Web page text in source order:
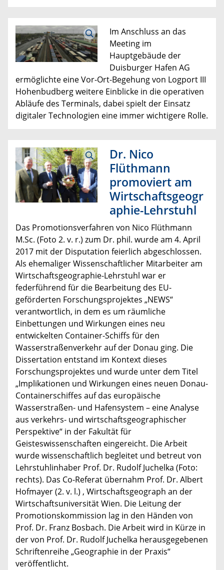
Im Anschluss an das
Meeting im
Hauptgebäude der
Duisburger Hafen AG
ermöglichte eine Vor-Ort-Begehung von Logport III
Hohenbudberg weitere Einblicke in die operativen
Abläufe des Terminals, dabei spielt der Einsatz
digitaler Technologien eine immer wichtigere Rolle.
Dr. Nico
Flüthmann
promoviert am
Wirtschaftsgeogr
aphie-Lehrstuhl
Das Promotionsverfahren von Nico Flüthmann
M.Sc. (Foto 2. v. r.) zum Dr. phil. wurde am 4. April
2017 mit der Disputation feierlich abgeschlossen.
Als ehemaliger Wissenschaftlicher Mitarbeiter am
Wirtschaftsgeographie-Lehrstuhl war er
federführend für die Bearbeitung des EU-
geförderten Forschungsprojektes „NEWS“
verantwortlich, in dem es um räumliche
Einbettungen und Wirkungen eines neu
entwickelten Container-Schiffs für den
Wasserstraßenverkehr auf der Donau ging. Die
Dissertation entstand im Kontext dieses
Forschungsprojektes und wurde unter dem Titel
„Implikationen und Wirkungen eines neuen Donau-
Containerschiffes auf das europäische
Wasserstraßen- und Hafensystem – eine Analyse
aus verkehrs- und wirtschaftsgeographischer
Perspektive“ in der Fakultät für
Geisteswissenschaften eingereicht. Die Arbeit
wurde wissenschaftlich begleitet und betreut von
Lehrstuhlinhaber Prof. Dr. Rudolf Juchelka (Foto:
rechts). Das Co-Referat übernahm Prof. Dr. Albert
Hofmayer (2. v. l.) , Wirtschaftsgeograph an der
Wirtschaftsuniversität Wien. Die Leitung der
Promotionskommission lag in den Händen von
Prof. Dr. Franz Bosbach. Die Arbeit wird in Kürze in
der von Prof. Dr. Rudolf Juchelka herausgegebenen
Schriftenreihe „Geographie in der Praxis“
veröffentlicht.